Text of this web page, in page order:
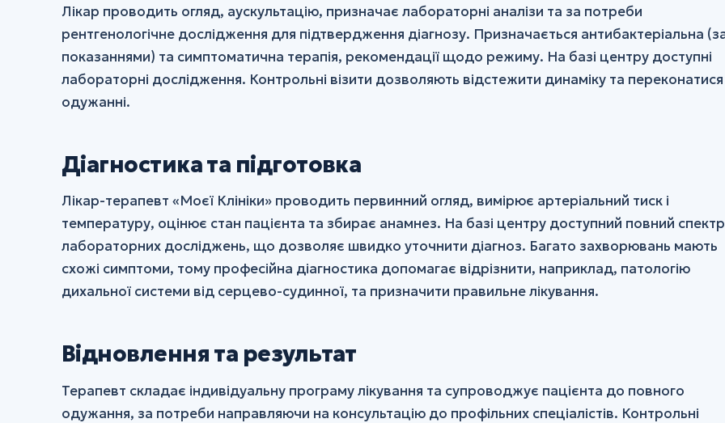
Лікар проводить огляд, аускультацію, призначає лабораторні аналізи та за потреби
рентгенологічне дослідження для підтвердження діагнозу. Призначається антибактеріальна
показаннями) та симптоматична терапія, рекомендації щодо режиму. На базі центру доступні
лабораторні дослідження. Контрольні візити дозволяють відстежити динаміку та
одужанні.
Діагностика та підготовка
Лікар-терапевт «Моєї Клініки» проводить первинний огляд, вимірює артеріальний тиск і
температуру, оцінює стан пацієнта та збирає анамнез. На базі центру доступний повний спектр
лабораторних досліджень, що дозволяє швидко уточнити діагноз. Багато захворювань мають
схожі симптоми, тому професійна діагностика допомагає відрізнити, наприклад, патологію
дихальної системи від серцево-судинної, та призначити правильне лікування.
Відновлення та результат
Терапевт складає індивідуальну програму лікування та супроводжує пацієнта до повного
одужання, за потреби направляючи на консультацію до профільних спеціалістів. Контрольні